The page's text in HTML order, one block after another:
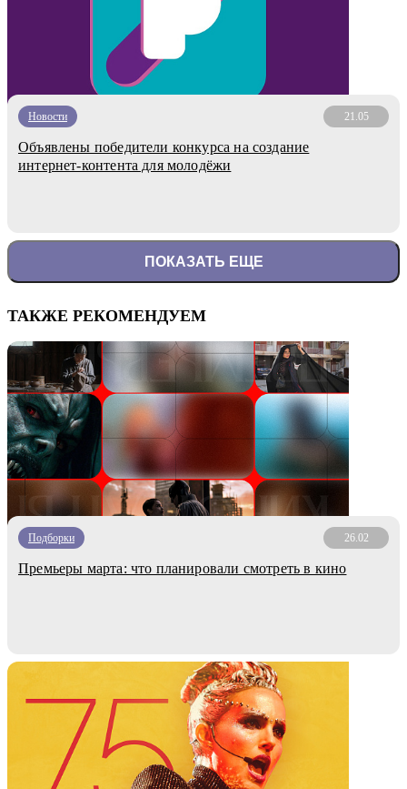
Новости 21.05
Объявлены победители конкурса на создание
интернет-контента для молодёжи
ПОКАЗАТЬ ЕЩЕ
ТАКЖЕ РЕКОМЕНДУЕМ
Подборки 26.02
Премьеры марта: что планировали смотреть в кино